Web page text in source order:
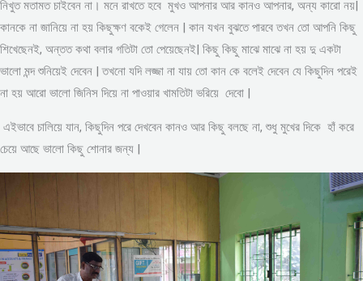
নিখুত মতামত চাইবেন না। মনে রাখতে হবে মুখও আপনার আর কানও আপনার, অন্য কারো নয়|
কানকে না জানিয়ে না হয় কিছুক্ষণ বকেই গেলেন | কান যখন বুঝতে পারবে তখন তো আপনি কিছু
শিখেছেনই, অন্তত কথা বলার গতিটা তো পেয়েছেনই| কিছু কিছু মাঝে মাঝে না হয় দু একটা
ভালো মন্দ শুনিয়েই দেবেন | তখনো যদি লজ্জা না যায় তো কান কে বলেই দেবেন যে কিছুদিন পরেই
না হয় আরো ভালো জিনিস দিয়ে না পাওয়ার খামতিটা ভরিয়ে দেবো |
এইভাবে চালিয়ে যান, কিছুদিন পরে দেখবেন কানও আর কিছু বলছে না, শুধু মুখের দিকে হাঁ করে
চেয়ে আছে ভালো কিছু শোনার জন্য |